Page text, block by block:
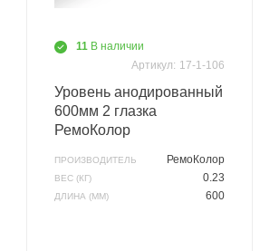
11 В наличии
Артикул: 17-1-106
Уровень анодированный
600мм 2 глазка
РемоКолор
ПРОИЗВОДИТЕЛЬ РемоКолор
ВЕС (КГ) 0.23
ДЛИНА (ММ) 600